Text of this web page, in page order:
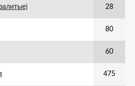
28
80
60
475